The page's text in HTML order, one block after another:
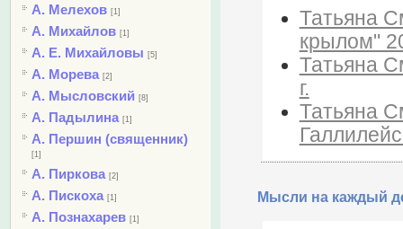
А. Мелехов [1]
А. Михайлов [1]
А. Е. Михайловы [5]
А. Морева [2]
А. Мысловский [8]
А. Падылина [1]
А. Першин (священник)
[1]
А. Пиркова [2]
А. Пискоха [1]
А. Познахарев [1]
Татьяна
крылом"
Татьяна
г.
Татьяна
Мысли на каждый